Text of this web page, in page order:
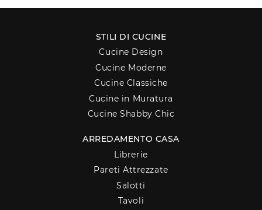
STILI DI CUCINE
Cucine Design
Cucine Moderne
Cucine Classiche
Cucine in Muratura
Cucine Shabby Chic
ARREDAMENTO CASA
Librerie
Pareti Attrezzate
Salotti
Tavoli